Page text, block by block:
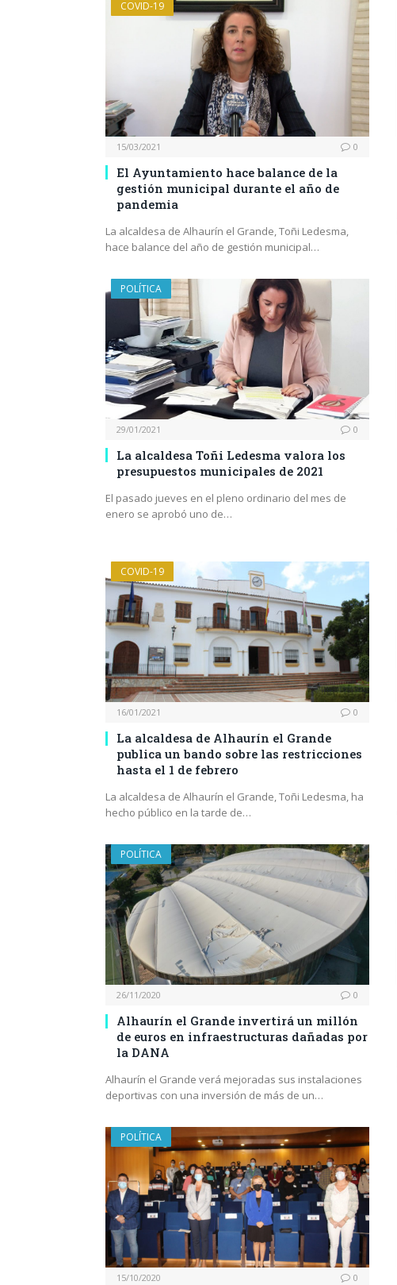
COVID-19
15/03/2021 0
El Ayuntamiento hace balance de la
gestión municipal durante el año de
pandemia
La alcaldesa de Alhaurín el Grande, Toñi Ledesma,
hace balance del año de gestión municipal…
POLÍTICA
29/01/2021 0
La alcaldesa Toñi Ledesma valora los
presupuestos municipales de 2021
El pasado jueves en el pleno ordinario del mes de
enero se aprobó uno de…
COVID-19
16/01/2021 0
La alcaldesa de Alhaurín el Grande
publica un bando sobre las restricciones
hasta el 1 de febrero
La alcaldesa de Alhaurín el Grande, Toñi Ledesma, ha
hecho público en la tarde de…
POLÍTICA
26/11/2020 0
Alhaurín el Grande invertirá un millón
de euros en infraestructuras dañadas por
la DANA
Alhaurín el Grande verá mejoradas sus instalaciones
deportivas con una inversión de más de un…
POLÍTICA
15/10/2020 0